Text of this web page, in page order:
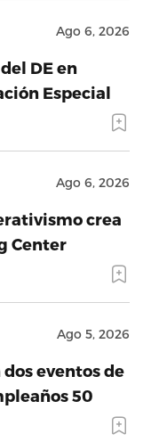
Ago 6, 2026
DE en
Especial
Ago 6, 2026
crea
Center
Ago 5, 2026
eventos de
50